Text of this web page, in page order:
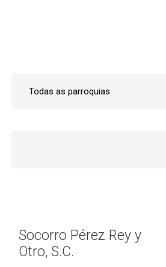
Socorro Pérez Rey y
Otro, S.C.